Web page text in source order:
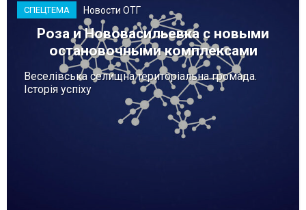
СПЕЦТЕМА Новости ОТГ
Роза и Нововасильевка с новыми
остановочными комплексами
Веселівська селищна територіальна громада.
Історія успіху